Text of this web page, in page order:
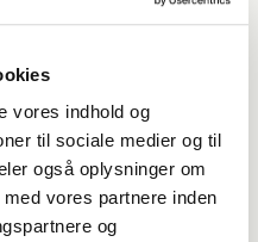
vores indhold og
til sociale medier og til
også oplysninger om
vores partnere inden
og